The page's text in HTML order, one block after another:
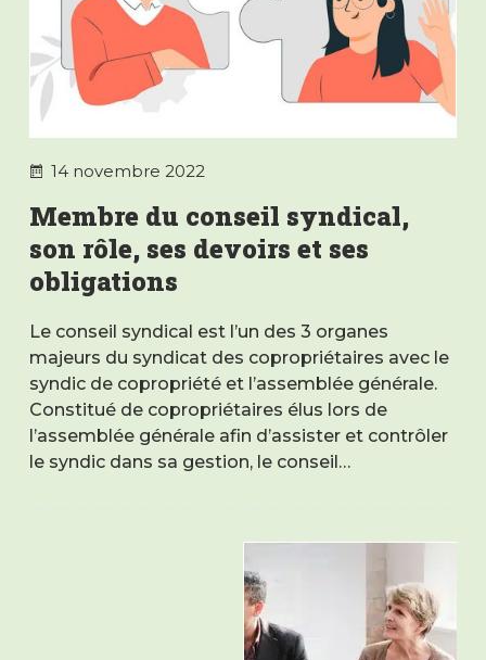
14 novembre 2022
Membre du conseil syndical,
son rôle, ses devoirs et ses
obligations
Le conseil syndical est l’un des 3 organes
majeurs du syndicat des copropriétaires avec le
syndic de copropriété et l’assemblée générale.
Constitué de copropriétaires élus lors de
l’assemblée générale afin d’assister et contrôler
le syndic dans sa gestion, le conseil…